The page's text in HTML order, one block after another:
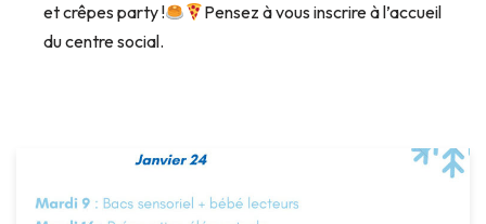
et crêpes party !
Pensez à vous inscrire à l’accueil
du centre social.